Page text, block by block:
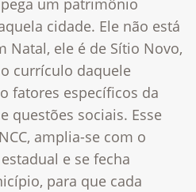
um patrimônio
cidade. Ele não está
Natal, ele é de Sítio Novo,
currículo daquele
fatores específicos da
questões sociais. Esse
amplia-se com o
e se fecha
para que cada